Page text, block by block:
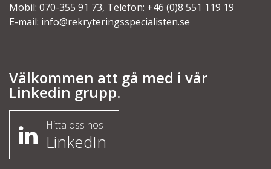
Mobil: 070-355 91 73, Telefon: +46 (0)8 551 119 19
E-mail: info@rekryteringsspecialisten.se
Välkommen att gå med i vår
Linkedin grupp.
Hitta oss hos
LinkedIn